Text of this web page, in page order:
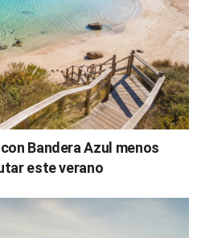
Bandera Azul menos
este verano